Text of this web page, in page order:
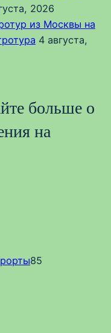
2026
из Москвы на
4 августа,
больше о
на
85